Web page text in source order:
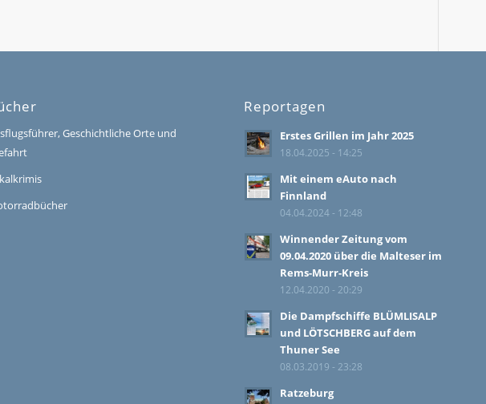
Geschichtliche Orte und
Reportagen
Erstes Grillen im Jahr 2025
18.04.2025 - 14:25
Mit einem eAuto nach
Finnland
04.04.2024 - 12:48
Winnender Zeitung vom
09.04.2020 über die Malteser im
Rems-Murr-Kreis
12.04.2020 - 20:29
Die Dampfschiffe BLÜMLISALP
und LÖTSCHBERG auf dem
Thuner See
08.03.2019 - 23:28
Ratzeburg